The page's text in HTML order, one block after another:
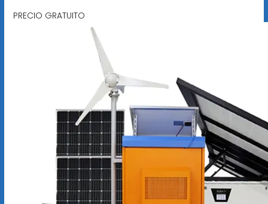
PRECIO GRATUITO